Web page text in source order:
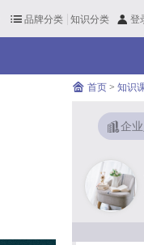
品牌分类 知识分类 登
首页 > 知识
企